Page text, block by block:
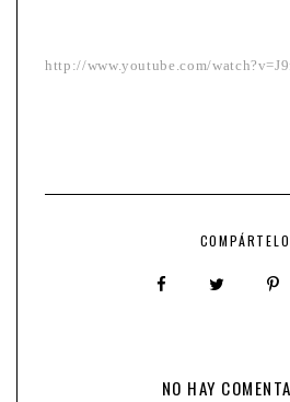
http://www.youtube.com/
COMPÁRTELO
NO HAY